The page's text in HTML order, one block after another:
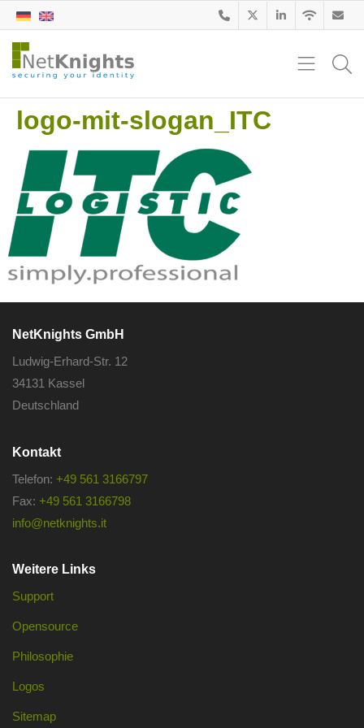
logo-mit-slogan_ITC
NetKnights GmbH
Ludwig-Erhard-Str. 12
34131 Kassel
Deutschland
Kontakt
Telefon: +49 561 3166797
Fax: +49 561 3166798
info@netknights.it
Weitere Links
Support
Opensource
Philosophie
Logos
Sitemap